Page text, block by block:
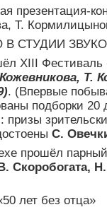
презентация-
Т.
СТУДИИ
XIII
Т.
. (Впервые
подборки
С.
прошёл
Скоробогата,
лет без отца»